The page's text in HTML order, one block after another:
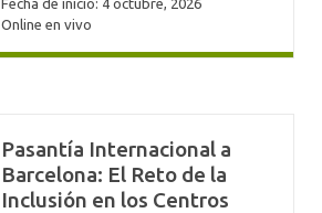
Fecha de inicio: 4 octubre, 2026
Online en vivo
Pasantía Internacional a
Barcelona: El Reto de la
Inclusión en los Centros